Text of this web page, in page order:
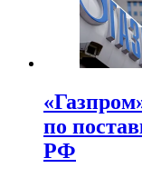
по
РФ